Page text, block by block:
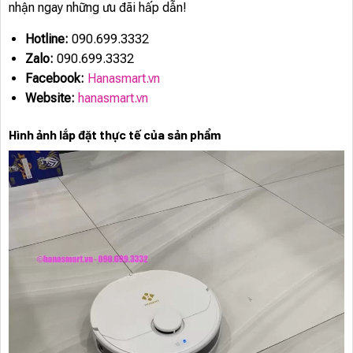
nhận ngay những ưu đãi hấp dẫn!
Hotline: 090.699.3332
Zalo: 090.699.3332
Facebook: Hanasmart.vn
Website: hanasmart.vn
Hình ảnh lắp đặt thực tế của sản phẩm